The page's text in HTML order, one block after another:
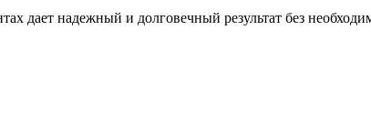
дает надежный и долговечный результат без